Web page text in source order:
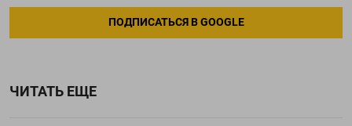
ПОДПИСАТЬСЯ В GOOGLE
ЧИТАТЬ ЕЩЕ